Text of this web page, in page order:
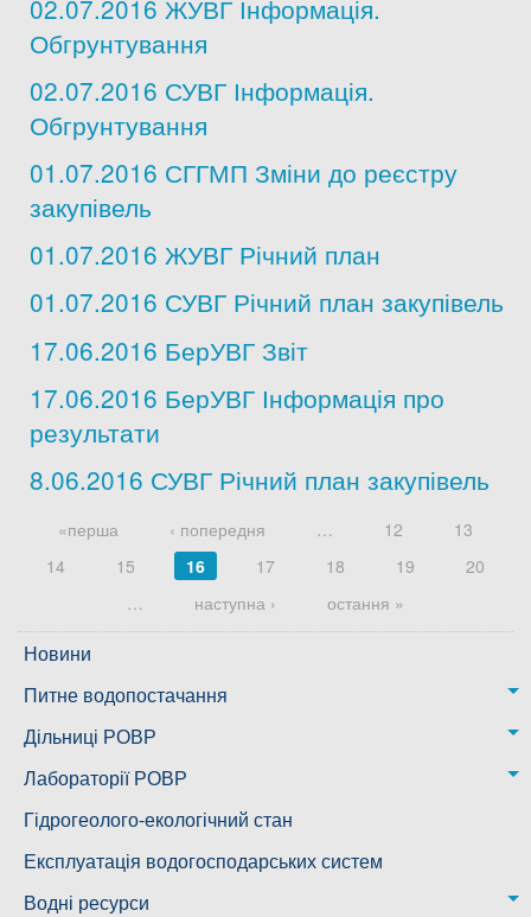
02.07.2016 ЖУВГ Інформація.
Обгрунтування
02.07.2016 СУВГ Інформація.
Обгрунтування
01.07.2016 СГГМП Зміни до реєстру
закупівель
01.07.2016 ЖУВГ Річний план
01.07.2016 СУВГ Річний план закупівель
17.06.2016 БерУВГ Звіт
17.06.2016 БерУВГ Інформація про
результати
8.06.2016 СУВГ Річний план закупівель
Сторінки
«перша ‹ попередня … 12
13
14
15 16 17 18 19
20
…
наступна › остання »
Новини
Питне водопостачання
м. Миколаїв
Казанківська ТГ
Дільниці РОВР
Новоодеська дільниця – водогін № 1,2
Воскресенська дільниця – водогін № 3
Ковалівська дільниця
Новобузька дільниця
Лабораторії РОВР
Лабораторія моніторингу вод
Лабораторія питного водопостачання
Гідрогеолого-екологічний стан
Експлуатація водогосподарських систем
Водні ресурси